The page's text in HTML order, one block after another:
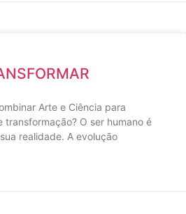
Arte e Ciência para
transformação? O ser humano é
realidade. A evolução